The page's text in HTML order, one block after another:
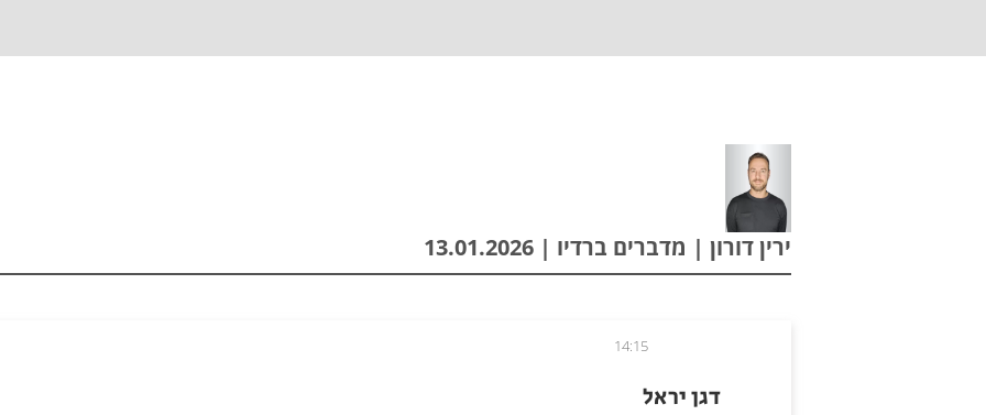
ירין דורון | מדברים ברדיו | 13.01.2026
דגן יראל
14:15